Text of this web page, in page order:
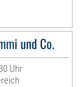
und Co.
Uhr